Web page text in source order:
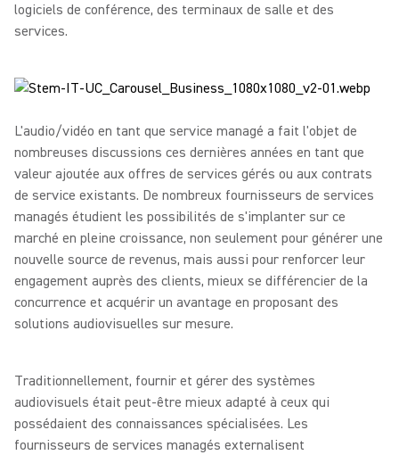
logiciels de conférence, des terminaux de salle et des
services.
L'audio/vidéo en tant que service managé a fait l'objet de
nombreuses discussions ces dernières années en tant que
valeur ajoutée aux offres de services gérés ou aux contrats
de service existants. De nombreux fournisseurs de services
managés étudient les possibilités de s'implanter sur ce
marché en pleine croissance, non seulement pour générer une
nouvelle source de revenus, mais aussi pour renforcer leur
engagement auprès des clients, mieux se différencier de la
concurrence et acquérir un avantage en proposant des
solutions audiovisuelles sur mesure.
Traditionnellement, fournir et gérer des systèmes
audiovisuels était peut-être mieux adapté à ceux qui
possédaient des connaissances spécialisées. Les
fournisseurs de services managés externalisent